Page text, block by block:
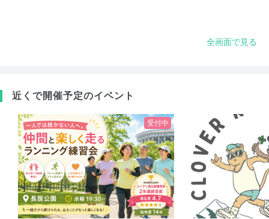
全画面で見る
近くで開催予定のイベント
受付中